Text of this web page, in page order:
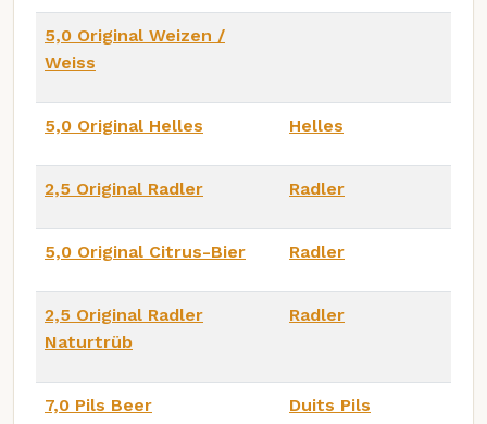
5,0 Original Weizen /
Weiss
5,0 Original Helles Helles
2,5 Original Radler Radler
5,0 Original Citrus-Bier Radler
2,5 Original Radler
Naturtrüb
Radler
7,0 Pils Beer Duits Pils